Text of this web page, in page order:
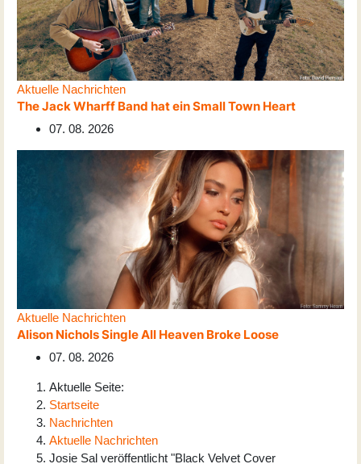
Aktuelle Nachrichten
The Jack Wharff Band hat ein Small Town Heart
07. 08. 2026
Aktuelle Nachrichten
Alison Nichols Single All Heaven Broke Loose
07. 08. 2026
Aktuelle Seite:
Startseite
Nachrichten
Aktuelle Nachrichten
Josie Sal veröffentlicht "Black Velvet Cover